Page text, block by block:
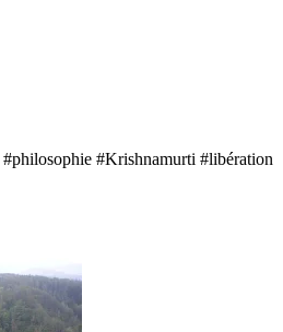
#philosophie #Krishnamurti #libération